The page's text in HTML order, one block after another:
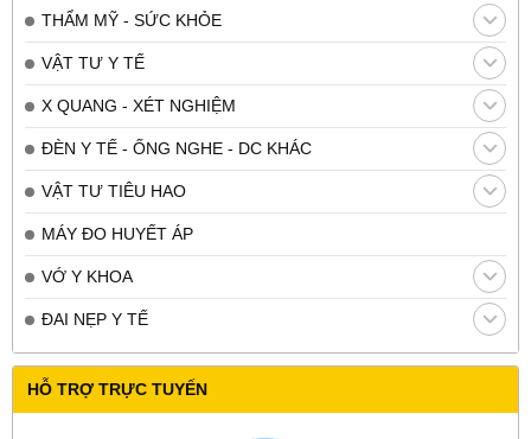
THẨM MỸ - SỨC KHỎE
VẬT TƯ Y TẾ
X QUANG - XÉT NGHIỆM
ĐÈN Y TẾ - ỐNG NGHE - DC KHÁC
VẬT TƯ TIÊU HAO
MÁY ĐO HUYẾT ÁP
VỚ Y KHOA
ĐAI NẸP Y TẾ
HỖ TRỢ TRỰC TUYẾN